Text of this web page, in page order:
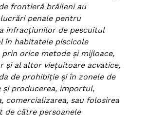
frontieră brăileni au
penale pentru
infracţiunilor de pescuitul
în habitatele piscicole
orice metode şi mijloace,
şi al altor vieţuitoare acvatice,
de prohibiţie şi în zonele de
producerea, importul,
comercializarea, sau folosirea
de către persoanele